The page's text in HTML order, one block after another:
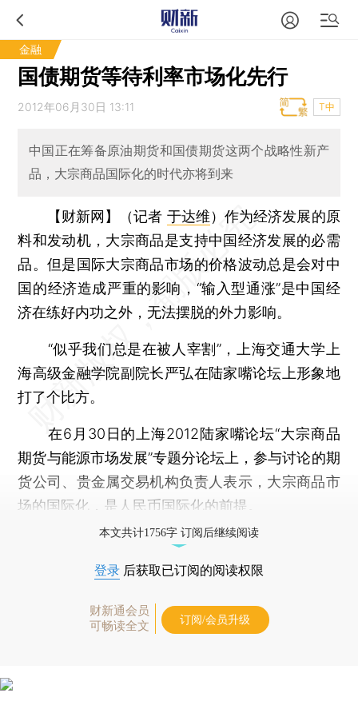
金融
国债期货等待利率市场化先行
2012年06月30日 13:11 T中
中国正在筹备原油期货和国债期货这两个战略性新产
品，大宗商品国际化的时代亦将到来
【财新网】（记者 于达维） 作为经济发展的原
料和发动机，大宗商品是支持中国经济发展的必需
品。但是国际大宗商品市场的价格波动总是会对中
国的经济造成严重的影响，“输入型通涨”是中国经
济在练好内功之外，无法摆脱的外力影响。
“似乎我们总是在被人宰割”，上海交通大学上
海高级金融学院副院长严弘在陆家嘴论坛上形象地
打了个比方。
在6月30日的上海2012陆家嘴论坛“大宗商品
期货与能源市场发展”专题分论坛上，参与讨论的期
货公司、贵金属交易机构负责人表示，大宗商品市
场的国际化，是人民币国际化的前提。
本文共计1756字 订阅后继续阅读
登录 后获取已订阅的阅读权限
财新通会员
可畅读全文
订阅/会员升级